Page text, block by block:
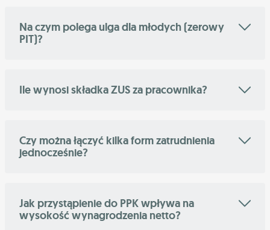
Na czym polega ulga dla młodych (zerowy
PIT)?
Ile wynosi składka ZUS za pracownika?
Czy można łączyć kilka form zatrudnienia
jednocześnie?
Jak przystąpienie do PPK wpływa na
wysokość wynagrodzenia netto?